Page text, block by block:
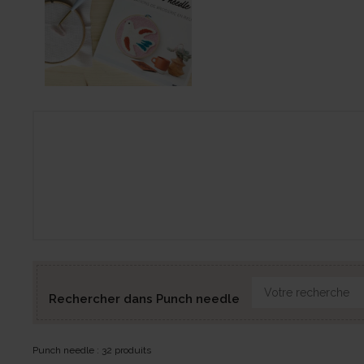
Rechercher dans Punch needle
Punch needle : 32 produits